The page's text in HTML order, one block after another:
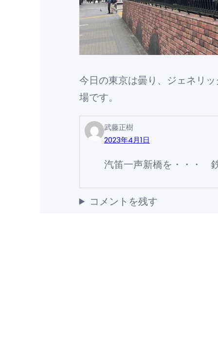
今日の東京は曇り、ジェネリ
場です。
武藤正樹
2023年4月1日
汽笛一声新橋を・・・
コメントを残す